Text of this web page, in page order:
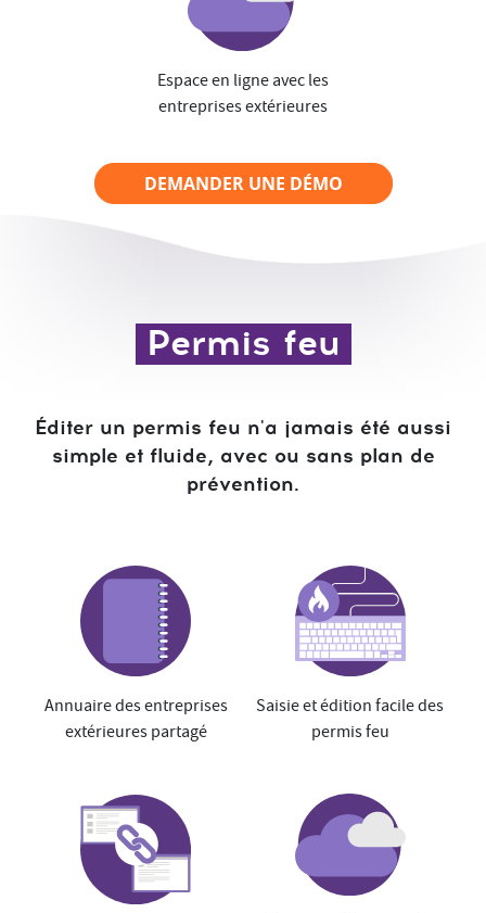
Espace en ligne avec les
entreprises extérieures
DEMANDER UNE DÉMO
Permis feu
Éditer un permis feu n'a jamais été aussi
simple et fluide, avec ou sans plan de
prévention.
Annuaire des entreprises
extérieures partagé
Saisie et édition facile des
permis feu